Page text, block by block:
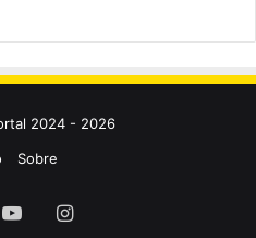
2024 - 2026
Sobre
YouTubeInstagram